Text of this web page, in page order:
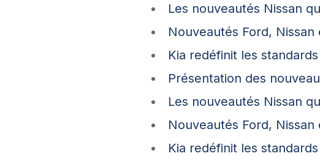
Les nouveautés Nissan
Nouveautés Ford, Nissan
Kia redéfinit les
Présentation des
Les nouveautés Nissan
Nouveautés Ford, Nissan
Kia redéfinit les